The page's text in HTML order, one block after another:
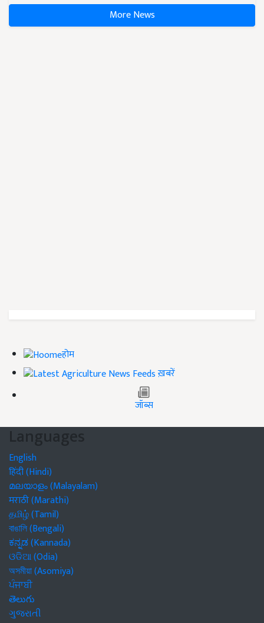
More News
होम
ख़बरें
जॉब्स
Languages
English
हिंदी (Hindi)
മലയാളം (Malayalam)
मराठी (Marathi)
தமிழ் (Tamil)
বাঙালি (Bengali)
ಕನ್ನಡ (Kannada)
ଓଡିଆ (Odia)
অসমীয়া (Asomiya)
ਪੰਜਾਬੀ
తెలుగు
ગુજરાતી